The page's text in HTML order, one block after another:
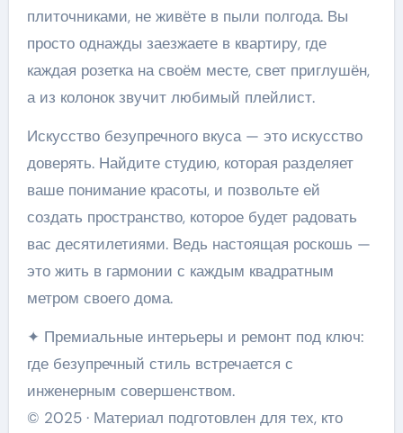
плиточниками, не живёте в пыли полгода. Вы
просто однажды заезжаете в квартиру, где
каждая розетка на своём месте, свет приглушён,
а из колонок звучит любимый плейлист.
Искусство безупречного вкуса — это искусство
доверять. Найдите студию, которая разделяет
ваше понимание красоты, и позвольте ей
создать пространство, которое будет радовать
вас десятилетиями. Ведь настоящая роскошь —
это жить в гармонии с каждым квадратным
метром своего дома.
✦ Премиальные интерьеры и ремонт под ключ:
где безупречный стиль встречается с
инженерным совершенством.
© 2025 · Материал подготовлен для тех, кто